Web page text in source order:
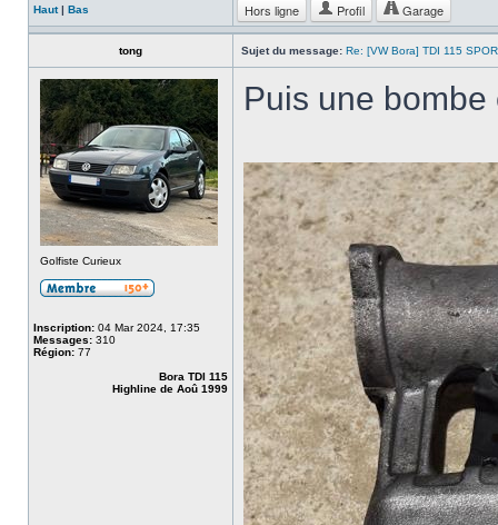
Haut| Bas Hors ligne Profil Garage
tong Sujet du message: Re: [VW Bora] TDI 115
Golfiste Curieux
Inscription: 04 Mar 2024, 17:35
Messages: 310
Région: 77
Bora TDI 115
Highline de Aoû 1999
Puis une bombe